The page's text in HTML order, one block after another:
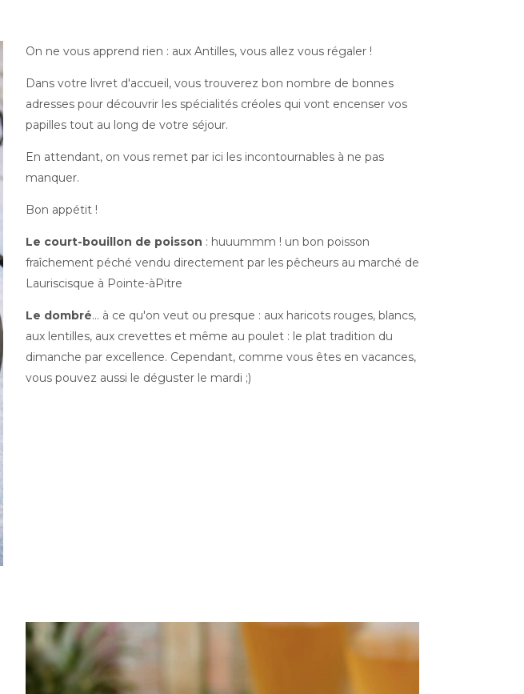
On ne vous apprend rien : aux Antilles, vous allez vous régaler !
Dans votre livret d'accueil, vous trouverez bon nombre de bonnes
adresses pour découvrir les spécialités créoles qui vont encenser vos
papilles tout au long de votre séjour.
En attendant, on vous remet par ici les incontournables à ne pas
manquer.
Bon appétit !
Le court-bouillon de poisson : huuummm ! un bon poisson
fraîchement péché vendu directement par les pêcheurs au marché de
Lauriscisque à Pointe-àPitre
Le dombré... à ce qu'on veut ou presque : aux haricots rouges, blancs,
aux lentilles, aux crevettes et même au poulet : le plat tradition du
dimanche par excellence. Cependant, comme vous êtes en vacances,
vous pouvez aussi le déguster le mardi ;)